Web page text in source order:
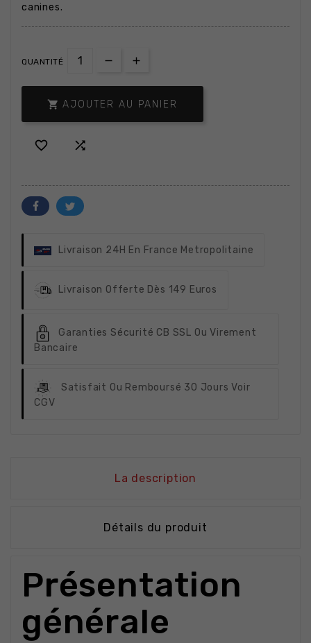
canines.
QUANTITÉ
 AJOUTER AU PANIER
 
Livraison 24H En France Metropolitaine
Livraison Offerte Dès 149 Euros
Garanties Sécurité CB SSL Ou Virement
Bancaire
Satisfait Ou Remboursé 30 Jours Voir
CGV
La description
Détails du produit
Présentation
générale